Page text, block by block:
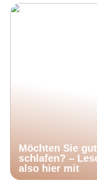
Möchten Sie gut
schlafen? –
also hier mit